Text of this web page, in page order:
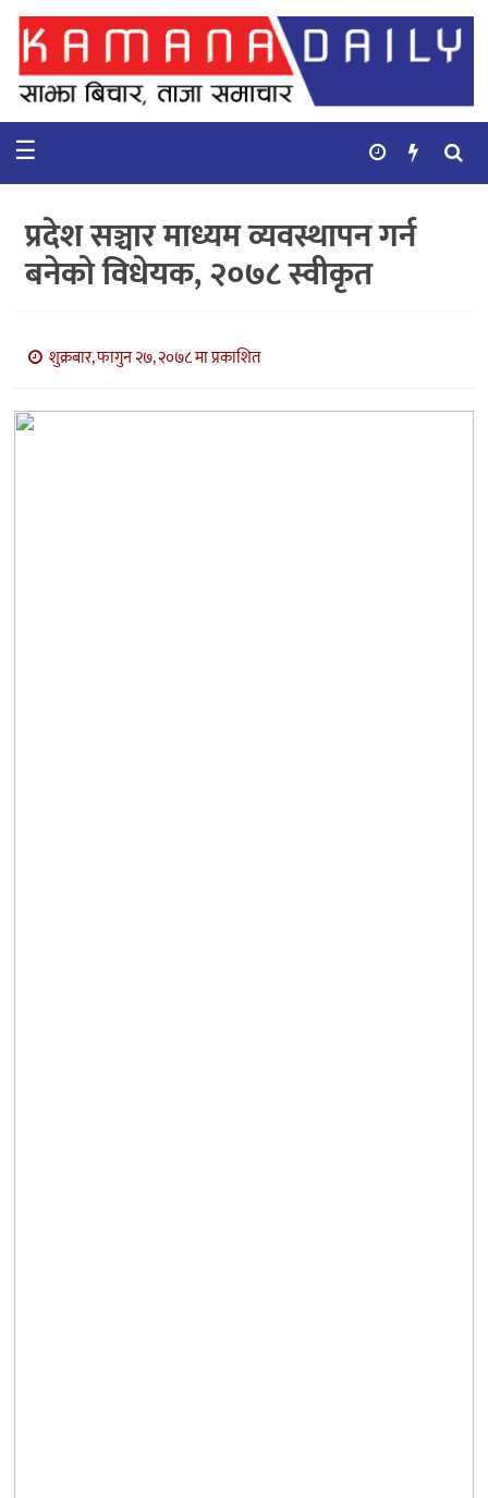
गृहपृष्ठ
समाचार
कुटनिती
कुराकानी
बाणिज्य
भिडियो
☰
प्रदेश सञ्चार माध्यम व्यवस्थापन गर्न
बनेको विधेयक, २०७८ स्वीकृत
शुक्रबार, फागुन २७, २०७८ मा प्रकाशित